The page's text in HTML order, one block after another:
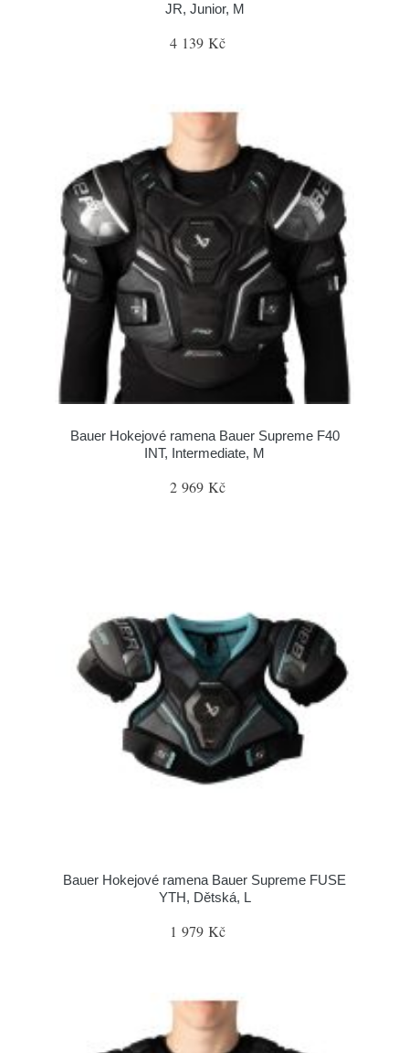
JR, Junior, M
4 139 Kč
Bauer Hokejové ramena Bauer Supreme F40
INT, Intermediate, M
2 969 Kč
Bauer Hokejové ramena Bauer Supreme FUSE
YTH, Dětská, L
1 979 Kč